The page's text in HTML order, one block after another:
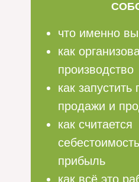
что именно
как
производство
как
продажи и
как считается
прибыль
как всё это